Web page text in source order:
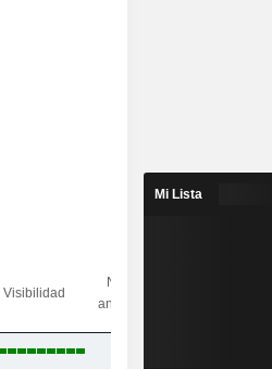
Visibilidad
N.º de
analistas
Mi Lista